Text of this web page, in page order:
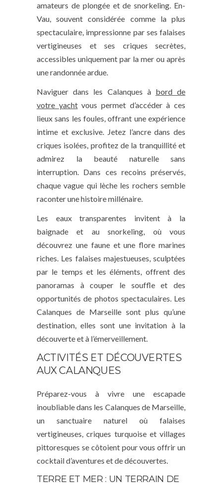
amateurs de plongée et de snorkeling. En-
Vau, souvent considérée comme la plus
spectaculaire, impressionne par ses falaises
vertigineuses et ses criques secrètes,
accessibles uniquement par la mer ou après
une randonnée ardue.
Naviguer dans les Calanques à bord de
votre yachtvous permet d’accéder à ces
lieux sans les foules, offrant une expérience
intime et exclusive. Jetez l’ancre dans des
criques isolées, profitez de la tranquillité et
admirez la beauté naturelle sans
interruption. Dans ces recoins préservés,
chaque vague qui lèche les rochers semble
raconter une histoire millénaire.
Les eaux transparentes invitent à la
baignade et au snorkeling, où vous
découvrez une faune et une flore marines
riches. Les falaises majestueuses, sculptées
par le temps et les éléments, offrent des
panoramas à couper le souffle et des
opportunités de photos spectaculaires. Les
Calanques de Marseille sont plus qu’une
destination, elles sont une invitation à la
découverte et à l’émerveillement.
ACTIVITÉS ET DÉCOUVERTES
AUX CALANQUES
Préparez-vous à vivre une escapade
inoubliable dans les Calanques de Marseille,
un sanctuaire naturel où falaises
vertigineuses, criques turquoise et villages
pittoresques se côtoient pour vous offrir un
cocktail d’aventures et de découvertes.
TERRE ET MER : UN TERRAIN DE